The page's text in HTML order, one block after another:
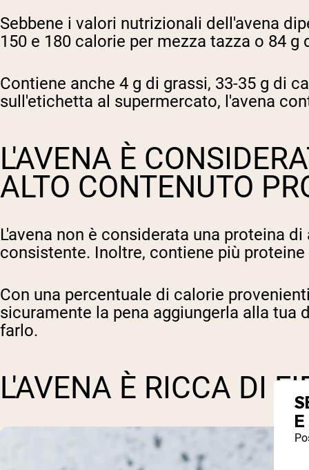
Sebbene i valori nutrizionali dell'avena
150 e 180 calorie per mezza tazza o 84
Contiene anche 4 g di grassi, 33-35 g di
sull'etichetta al supermercato, l'avena
L'AVENA È
ALTO CONTENUTO
L'avena non è considerata una proteina
consistente. Inoltre, contiene più
Con una percentuale di calorie
sicuramente la pena aggiungerla alla tua
farlo.
L'AVENA È RICCA DI